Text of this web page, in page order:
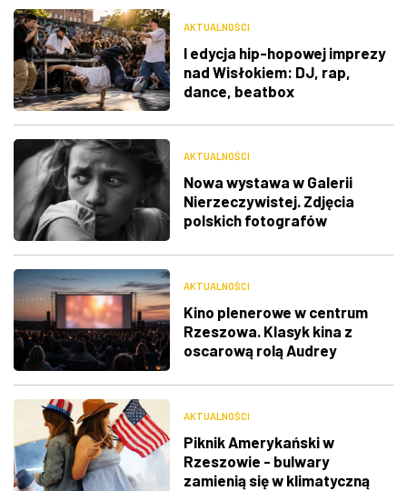
AKTUALNOŚCI
I edycja hip-hopowej imprezy
nad Wisłokiem: DJ, rap,
dance, beatbox
AKTUALNOŚCI
Nowa wystawa w Galerii
Nierzeczywistej. Zdjęcia
polskich fotografów
AKTUALNOŚCI
Kino plenerowe w centrum
Rzeszowa. Klasyk kina z
oscarową rolą Audrey
AKTUALNOŚCI
Piknik Amerykański w
Rzeszowie - bulwary
zamienią się w klimatyczną